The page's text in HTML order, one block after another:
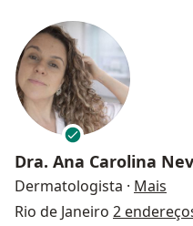
Dra. Ana Carolina
Dermatologista · Mais
Rio de Janeiro 2